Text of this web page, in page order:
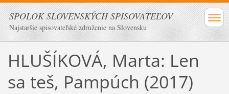
SPOLOK SLOVENSKÝCH SPISOVATEĽOV
Najstaršie spisovateľské združenie na Slovensku
HLUŠÍKOVÁ, Marta: Len
sa teš, Pampúch (2017)